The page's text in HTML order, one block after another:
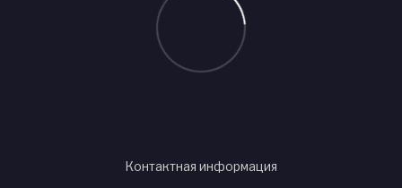
Контактная информация